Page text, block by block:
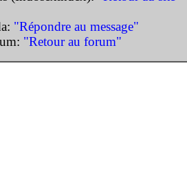
"Répondre au message"
"Retour au forum"